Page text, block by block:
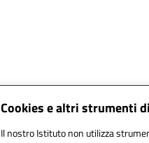
Cookies e altri strumenti
Il nostro Istituto non utilizza